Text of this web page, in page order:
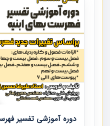
دوره آموزشی تفسیر